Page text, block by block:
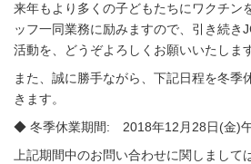
来年もより多くの子どもたちにワクチン
ッフ一同業務に励みますので、引き続き
活動を、どうぞよろしくお願いいたします
また、誠に勝手ながら、下記日程を冬季
きます。
◆ 冬季休業期間: 2018年12月28日(金)
上記期間中のお問い合わせに関しまして